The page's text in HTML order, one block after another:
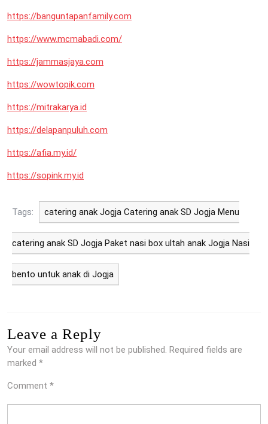
https://banguntapanfamily.com
https://www.mcmabadi.com/
https://jammasjaya.com
https://wowtopik.com
https://mitrakarya.id
https://delapanpuluh.com
https://afia.my.id/
https://sopink.my.id
Tags: catering anak Jogja Catering anak SD Jogja Menu
catering anak SD Jogja Paket nasi box ultah anak Jogja Nasi
bento untuk anak di Jogja
Leave a Reply
Your email address will not be published. Required fields are
marked *
Comment *